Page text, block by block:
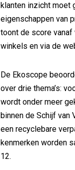
klanten inzicht moet
eigenschappen van
toont de score vanaf
winkels en via de
De Ekoscope
over drie thema’s:
wordt onder meer
binnen de Schijf van
een recyclebare
kenmerken worden
12.